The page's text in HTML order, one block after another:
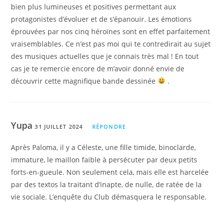
bien plus lumineuses et positives permettant aux
protagonistes d’évoluer et de s’épanouir. Les émotions
éprouvées par nos cinq héroïnes sont en effet parfaitement
vraisemblables. Ce n’est pas moi qui te contredirait au sujet
des musiques actuelles que je connais très mal ! En tout
cas je te remercie encore de m’avoir donné envie de
découvrir cette magnifique bande dessinée
.
Yupa31 JUILLET 2024 RÉPONDRE
Après Paloma, il y a Céleste, une fille timide, binoclarde,
immature, le maillon faible à persécuter par deux petits
forts-en-gueule. Non seulement cela, mais elle est harcelée
par des textos la traitant d’inapte, de nulle, de ratée de la
vie sociale. L’enquête du Club démasquera le responsable.